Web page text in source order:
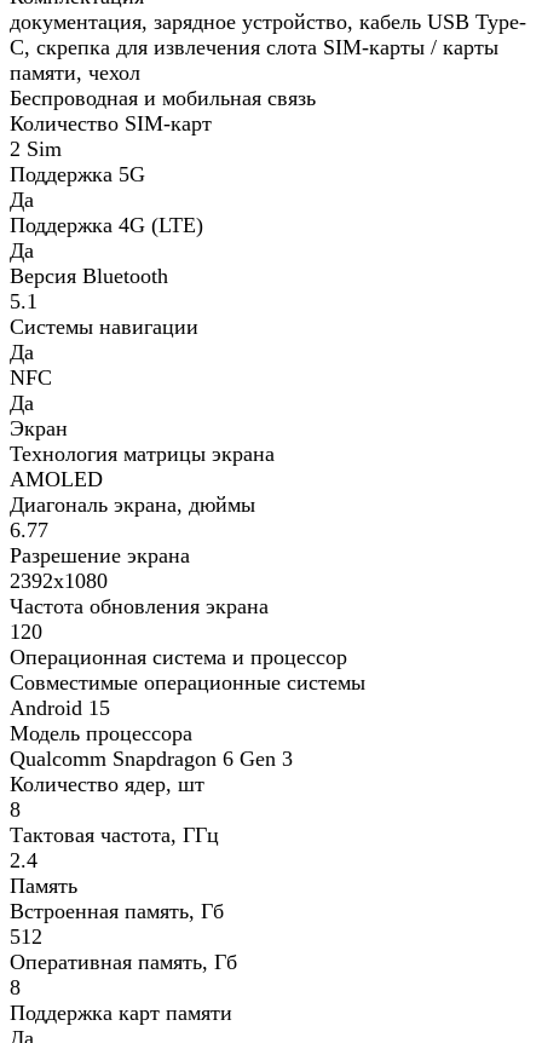
документация, зарядное устройство, кабель USB Type-
C, скрепка для извлечения слота SIM-карты / карты
памяти, чехол
Беспроводная и мобильная связь
Количество SIM-карт
2 Sim
Поддержка 5G
Да
Поддержка 4G (LTE)
Да
Версия Bluetooth
5.1
Системы навигации
Да
NFC
Да
Экран
Технология матрицы экрана
AMOLED
Диагональ экрана, дюймы
6.77
Разрешение экрана
2392x1080
Частота обновления экрана
120
Операционная система и процессор
Совместимые операционные системы
Android 15
Модель процессора
Qualcomm Snapdragon 6 Gen 3
Количество ядер, шт
8
Тактовая частота, ГГц
2.4
Память
Встроенная память, Гб
512
Оперативная память, Гб
8
Поддержка карт памяти